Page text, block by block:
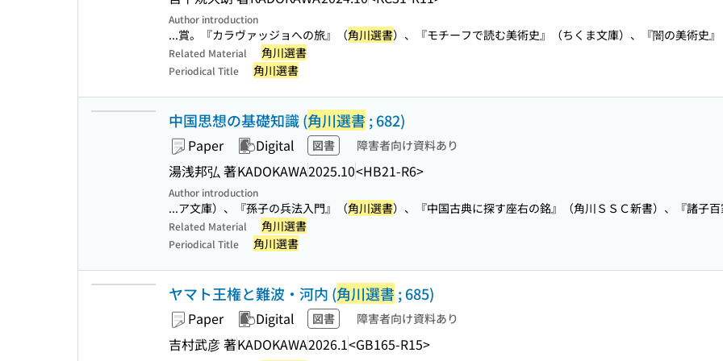
Author introduction
...賞。『カラヴァッジョへの旅』（角川選書）、『モチーフで読む美術史』（ちくま文庫）、『闇の美術史
Related Material 角川選書
Periodical Title 角川選書
中国思想の基礎知識 (角川選書 ; 682)
Paper Digital 図書 障害者向け資料あり
湯浅邦弘 著KADOKAWA2025.10<HB21-R6>
Author introduction
...ア文庫）、『孫子の兵法入門』（角川選書）、『中国古典に探す座右の銘』（角川ＳＳＣ新書）、『諸子
Related Material 角川選書
Periodical Title 角川選書
ヤマト王権と難波・河内 (角川選書 ; 685)
Paper Digital 図書 障害者向け資料あり
吉村武彦 著KADOKAWA2026.1<GB165-R15>